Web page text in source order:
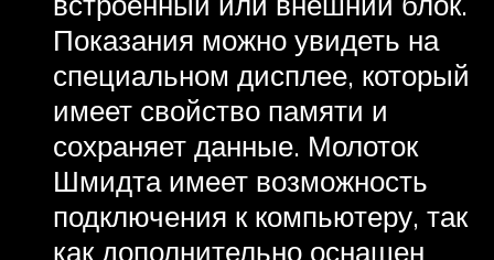
Показания можно увидеть на
специальном дисплее, который
имеет свойство памяти и
сохраняет данные. Молоток
Шмидта имеет возможность
подключения к компьютеру, так
как дополнительно оснащен